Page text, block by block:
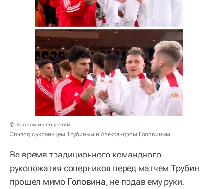
© Коллаж из соцсетей
Эпизод с украинцем Трубиным и Александром Головиным
Во время традиционного командного
рукопожатия соперников перед матчем Трубин
прошел мимо Головина, не подав ему руки.